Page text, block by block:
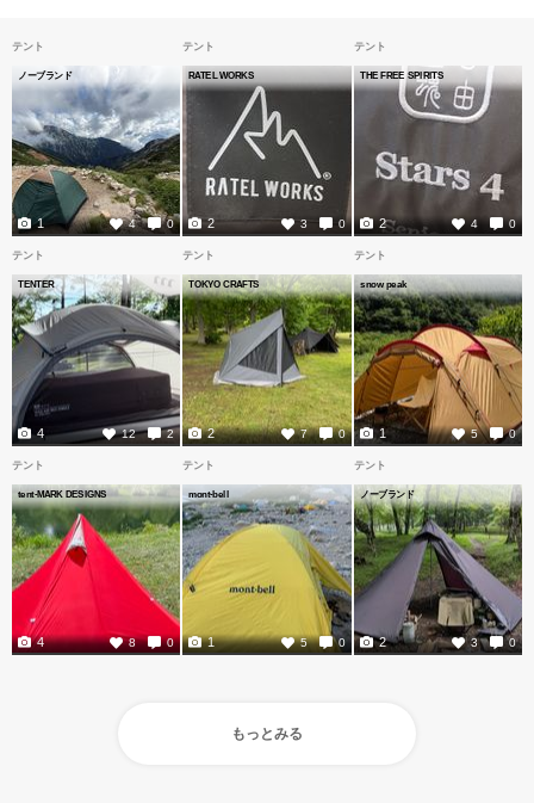
テント
ノーブランド
4 0
1
テント
RATEL WORKS
3 0
2
テント
THE FREE SPIRITS
4 0
2
テント
TENTER
12 2
4
テント
TOKYO CRAFTS
7 0
2
テント
snow peak
5 0
1
テント
tent-MARK DESIGNS
8 0
4
テント
mont-bell
5 0
1
テント
ノーブランド
3 0
2
もっとみる